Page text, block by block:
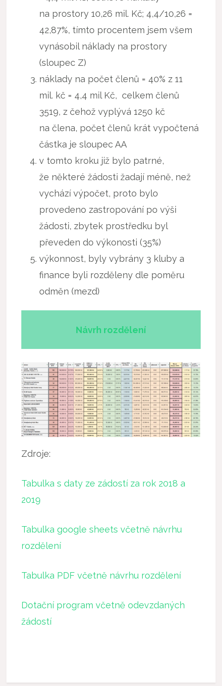
na prostory 10,26 mil. Kč; 4,4/10,26 =
42,87%, tímto procentem jsem všem
vynásobil náklady na prostory
(sloupec Z)
náklady na počet členů = 40% z 11
mil. kč = 4,4 mil Kč, celkem členů
3519, z čehož vyplývá 1250 kč
na člena, počet členů krát vypočtená
částka je sloupec AA
v tomto kroku již bylo patrné,
že některé žádosti žadají méně, než
vychází výpočet, proto bylo
provedeno zastropování po výši
žádosti, zbytek prostředku byl
převeden do výkonosti (35%)
výkonnost, byly vybrány 3 kluby a
finance byli rozděleny dle poměru
odměn (mezd)
Návrh rozdělení
Zdroje:
Tabulka s daty ze zádostí za rok 2018 a
2019
Tabulka google sheets včetně návrhu
rozdělení
Tabulka PDF včetně návrhu rozdělení
Dotační program včetně odevzdaných
žádostí